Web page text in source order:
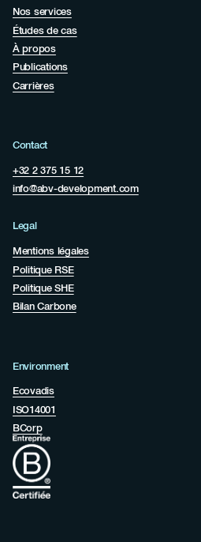
Nos services
Études de cas
À propos
Publications
Carrières
Contact
+32 2 375 15 12
info@abv-development.com
Legal
Mentions légales
Politique RSE
Politique SHE
Bilan Carbone
Environment
Ecovadis
ISO14001
BCorp